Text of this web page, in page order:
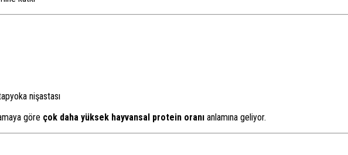
nişastası
göre çok daha yüksek hayvansal protein oranı anlamına geliyor.